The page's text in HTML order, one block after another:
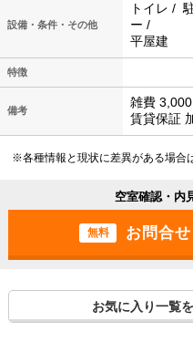
設備・条件・その他
トイレ /
ー /
平屋建
特徴
備考
雑費 3,000
賃貸保証
※各種情報と現状に差異がある場合
空室確認・内
無料
お気に入り一覧